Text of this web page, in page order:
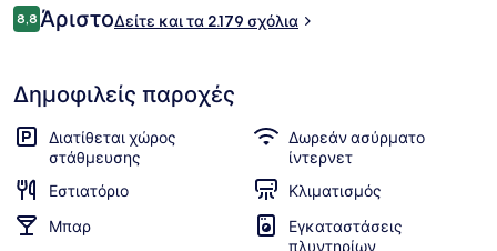
Σταθμός Canal St. Station (W. Broadway) απέχει 5 λεπτά.
191 €
Σχόλια
8,88,8 στα 10
ΆριστοΔείτε και τα 2.179 σχόλια
Δημοφιλείς παροχές
Διατίθεται χώρος
στάθμευσης
Δωρεάν ασύρματο
ίντερνετ
Εστιατόριο
Κλιματισμός
Μπαρ
Εγκαταστάσεις
πλυντηρίων